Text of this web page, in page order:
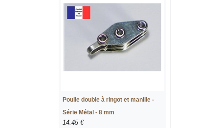
Poulie double à ringot et manille -
Série Métal - 8 mm
14.45 €